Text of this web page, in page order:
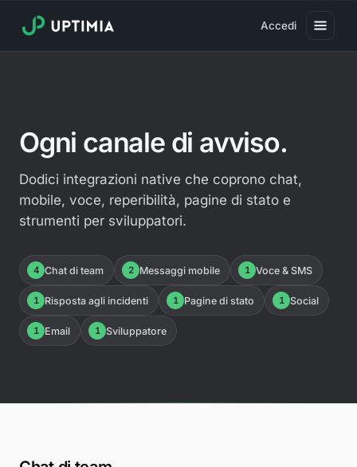
Accedi
Monitoraggio della velocità di caricamento
Real User Monitoring (RUM)
Monitoraggio delle transazioni
Monitoraggio del certificato SSL
Monitoraggio scadenza domini
Monitoraggio antivirus
Pagina di stato pubblica
Ogni canale di avviso.
Dodici integrazioni native che coprono chat,
mobile, voce, reperibilità, pagine di stato e
strumenti per sviluppatori.
4 Chat di team 2 Messaggi mobile 1 Voce & SMS
1 Risposta agli incidenti 1 Pagine di stato 1 Social
1 Email 1 Sviluppatore